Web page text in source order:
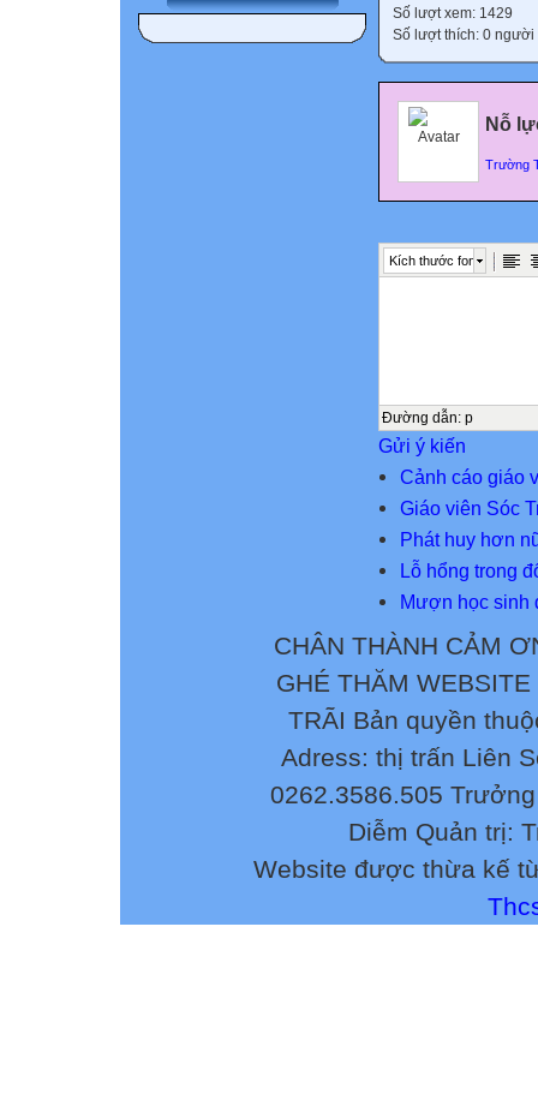
Số lượt xem: 1429
Số lượt thích: 0 người
Nỗ
Trường
Kích thước font
Đường dẫn: p
Gửi ý kiến
Cảnh cáo giáo
Giáo viên Sóc
Phát huy hơn
Lỗ hổng trong
Mượn học sinh
CHÂN THÀNH CẢM
GHÉ THĂM
TRÃI Bản quyền
Adress: thị trấn Liên
0262.3586.505
Diễm Quản trị:
Website được thừa kế